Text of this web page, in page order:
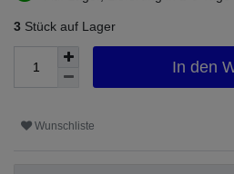
3 Stück auf Lager
In den
Wunschliste